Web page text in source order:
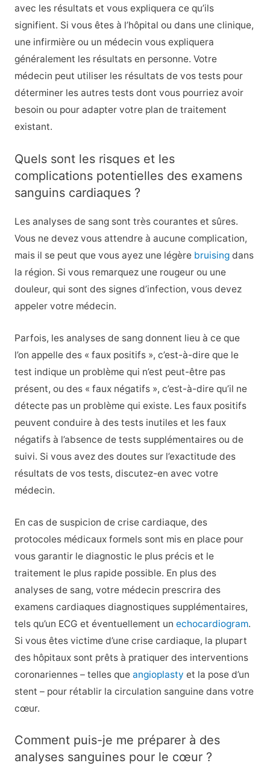
avec les résultats et vous expliquera ce qu’ils
signifient. Si vous êtes à l’hôpital ou dans une clinique,
une infirmière ou un médecin vous expliquera
généralement les résultats en personne. Votre
médecin peut utiliser les résultats de vos tests pour
déterminer les autres tests dont vous pourriez avoir
besoin ou pour adapter votre plan de traitement
existant.
Quels sont les risques et les
complications potentielles des examens
sanguins cardiaques ?
Les analyses de sang sont très courantes et sûres.
Vous ne devez vous attendre à aucune complication,
mais il se peut que vous ayez une légère bruisingdans
la région. Si vous remarquez une rougeur ou une
douleur, qui sont des signes d’infection, vous devez
appeler votre médecin.
Parfois, les analyses de sang donnent lieu à ce que
l’on appelle des « faux positifs », c’est-à-dire que le
test indique un problème qui n’est peut-être pas
présent, ou des « faux négatifs », c’est-à-dire qu’il ne
détecte pas un problème qui existe. Les faux positifs
peuvent conduire à des tests inutiles et les faux
négatifs à l’absence de tests supplémentaires ou de
suivi. Si vous avez des doutes sur l’exactitude des
résultats de vos tests, discutez-en avec votre
médecin.
En cas de suspicion de crise cardiaque, des
protocoles médicaux formels sont mis en place pour
vous garantir le diagnostic le plus précis et le
traitement le plus rapide possible. En plus des
analyses de sang, votre médecin prescrira des
examens cardiaques diagnostiques supplémentaires,
tels qu’un ECG et éventuellement un echocardiogram.
Si vous êtes victime d’une crise cardiaque, la plupart
des hôpitaux sont prêts à pratiquer des interventions
coronariennes – telles que angioplasty et la pose d’un
stent – pour rétablir la circulation sanguine dans votre
cœur.
Comment puis-je me préparer à des
analyses sanguines pour le cœur ?